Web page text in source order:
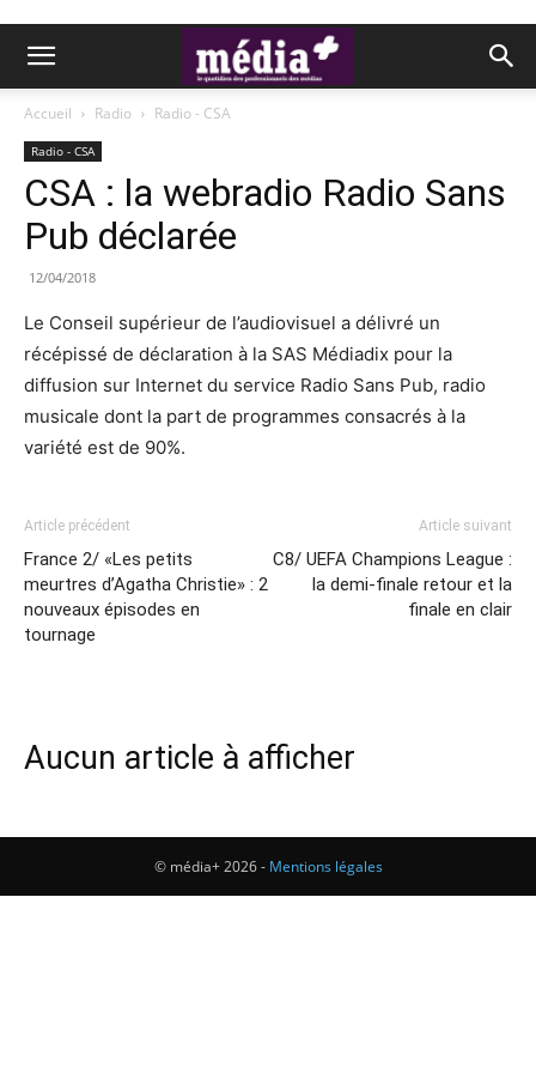
Accueil Radio Radio - CSA
Radio - CSA
CSA : la webradio Radio Sans
Pub déclarée
12/04/2018
Le Conseil supérieur de l’audiovisuel a délivré un
récépissé de déclaration à la SAS Médiadix pour la
diffusion sur Internet du service Radio Sans Pub, radio
musicale dont la part de programmes consacrés à la
variété est de 90%.
Article précédent
France 2/ «Les petits
meurtres d’Agatha Christie» : 2
nouveaux épisodes en
tournage
Article suivant
C8/ UEFA Champions League :
la demi-finale retour et la
finale en clair
Aucun article à afficher
© média+ 2026 - Mentions légales